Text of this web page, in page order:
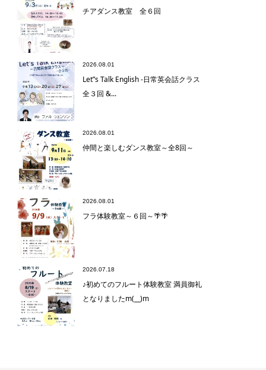
チアダンス教室 全６回
2026.08.01
Let”s Talk English -日常英会話クラス
全３回 &...
2026.08.01
仲間と楽しむダンス教室～全8回～
2026.08.01
フラ体験教室～６回～🌴🌴
2026.07.18
♪初めてのフルート体験教室 満員御礼
となりましたm(__)m